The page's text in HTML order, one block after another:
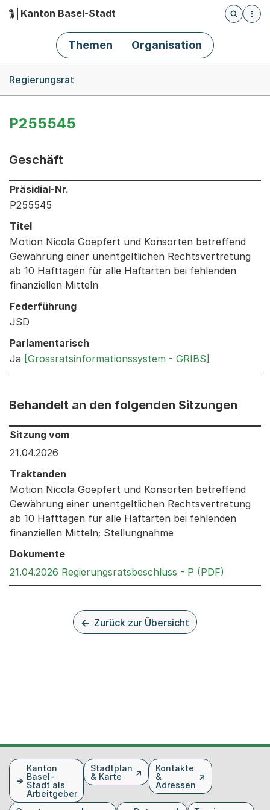
Hauptnavigation
Kanton Basel-Stadt
Öffnet
Themen Organisation
Regierungsrat
P255545
Geschäft
Informationen zum Ausgewählten Geschäft
Präsidial-Nr.
P255545
Titel
Motion Nicola Goepfert und Konsorten betreffend
Gewährung einer unentgeltlichen Rechtsvertretung
ab 10 Hafttagen für alle Haftarten bei fehlenden
finanziellen Mitteln
Federführung
JSD
Parlamentarisch
Ja [Grossratsinformationssystem - GRIBS]
Behandelt an den folgenden Sitzungen
Behandelt an den folgenden Sitzungen: Informationen
Sitzung vom
21.04.2026
Traktanden
Motion Nicola Goepfert und Konsorten betreffend
Gewährung einer unentgeltlichen Rechtsvertretung
ab 10 Hafttagen für alle Haftarten bei fehlenden
finanziellen Mitteln; Stellungnahme
Dokumente
21.04.2026 Regierungsratsbeschluss - P (PDF)
Zurück zur Übersicht
FusszeileKanton
Basel-
Stadt als
Arbeitgeber
Stadtplan
& Karte
Kontakte
&
Adressen